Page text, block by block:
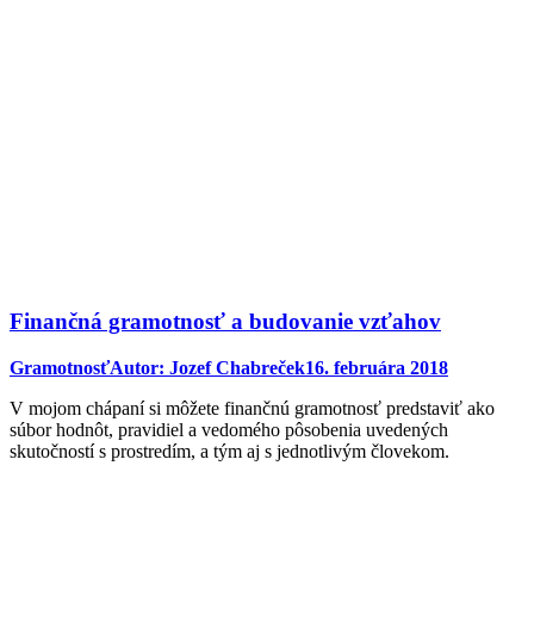
Finančná gramotnosť a budovanie vzťahov
GramotnosťAutor: Jozef Chabreček16. februára 2018
V mojom chápaní si môžete finančnú gramotnosť predstaviť ako
súbor hodnôt, pravidiel a vedomého pôsobenia uvedených
skutočností s prostredím, a tým aj s jednotlivým človekom.